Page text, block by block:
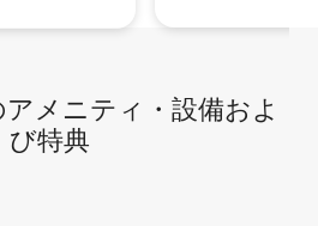
メ⁠ニ⁠テ⁠ィ⁠・設⁠備⁠およ
び特⁠典